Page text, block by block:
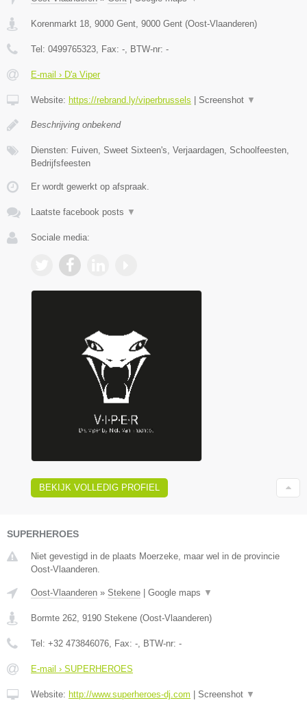
Korenmarkt 18, 9000 Gent, 9000 Gent (Oost-Vlaanderen)
Tel: 0499765323, Fax: -, BTW-nr: -
E-mail › D'a Viper
Website: https://rebrand.ly/viperbrussels Screenshot ▼
Beschrijving onbekend
Diensten: Fuiven, Sweet Sixteen's, Verjaardagen, Schoolfeesten,
Bedrijfsfeesten
Er wordt gewerkt op afspraak.
Laatste facebook posts ▼
Sociale media:
BEKIJK VOLLEDIG PROFIEL
SUPERHEROES
Niet gevestigd in de plaats Moerzeke, maar wel in de provincie
Oost-Vlaanderen.
Oost-Vlaanderen » Stekene Google maps ▼
Bormte 262, 9190 Stekene (Oost-Vlaanderen)
Tel: +32 473846076, Fax: -, BTW-nr: -
E-mail › SUPERHEROES
Website: http://www.superheroes-dj.com Screenshot ▼